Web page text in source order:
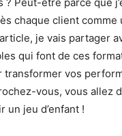
chaque client comme
je vais partager
qui font de ces
transformer vos
vous, vous allez
un jeu d’enfant !